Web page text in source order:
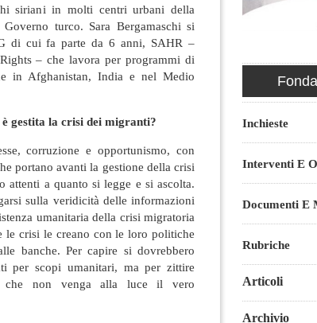
siriani in molti centri urbani della
turco. Sara Bergamaschi si
di cui fa parte da 6 anni, SAHR –
– che lavora per programmi di
in Afghanistan, India e nel Medio
gestita la crisi dei migranti?
corruzione e opportunismo, con
portano avanti la gestione della crisi
attenti a quanto si legge e si ascolta.
sulla veridicità delle informazioni
umanitaria della crisi migratoria
le crisi le creano con le loro politiche
banche. Per capire si dovrebbero
per scopi umanitari, ma per zittire
che non venga alla luce il vero
Inchieste
Interventi E
Documenti E
Rubriche
Articoli
Archivio